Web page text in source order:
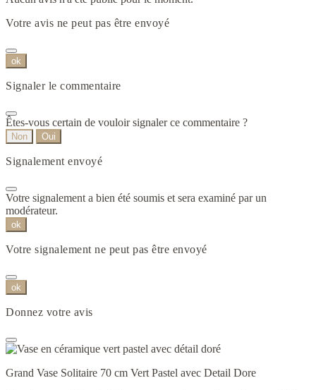
Votre avis ne peut pas être envoyé
ok
Signaler le commentaire
Êtes-vous certain de vouloir signaler ce commentaire ?
Non Oui
Signalement envoyé
Votre signalement a bien été soumis et sera examiné par un
modérateur.
ok
Votre signalement ne peut pas être envoyé
ok
Donnez votre avis
Grand Vase Solitaire 70 cm Vert Pastel avec Detail Dore